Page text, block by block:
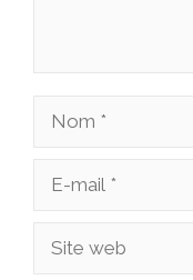
Nom
Site